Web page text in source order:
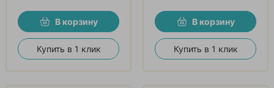
В корзину
Купить в 1 клик
В корзину
Купить в 1 клик